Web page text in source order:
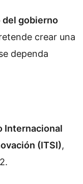
del gobierno
crear una
dependa
Internacional
(ITSI),